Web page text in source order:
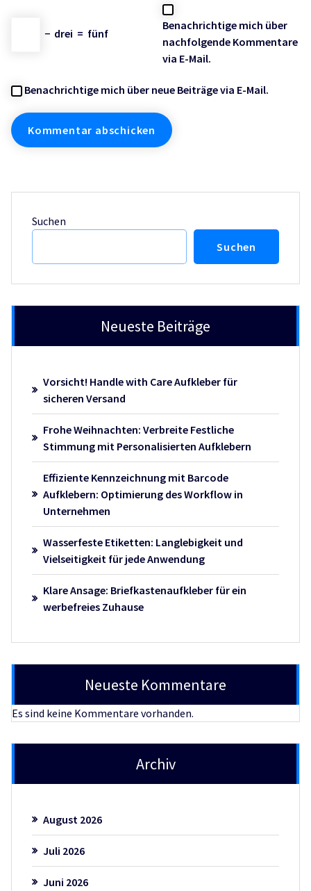
− drei = fünf
Benachrichtige mich über
nachfolgende Kommentare
via E-Mail.
Benachrichtige mich über neue Beiträge via E-Mail.
Suchen
Suchen
Neueste Beiträge
Vorsicht! Handle with Care Aufkleber für
sicheren Versand
Frohe Weihnachten: Verbreite Festliche
Stimmung mit Personalisierten Aufklebern
Effiziente Kennzeichnung mit Barcode
Aufklebern: Optimierung des Workflow in
Unternehmen
Wasserfeste Etiketten: Langlebigkeit und
Vielseitigkeit für jede Anwendung
Klare Ansage: Briefkastenaufkleber für ein
werbefreies Zuhause
Neueste Kommentare
Es sind keine Kommentare vorhanden.
Archiv
August 2026
Juli 2026
Juni 2026